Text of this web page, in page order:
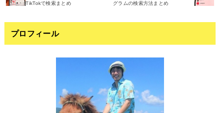
TikTokで検索まとめ
グラムの検索方法まとめ
プロフィール